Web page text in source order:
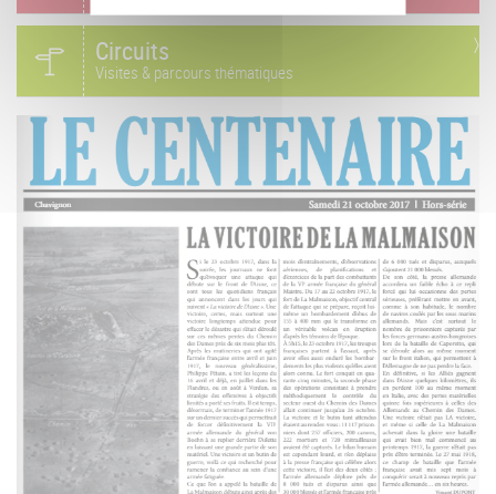
Circuits
Visites & parcours thématiques